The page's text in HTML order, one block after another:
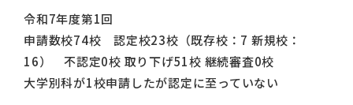
令和7年度第1回
申請数校74校 認定校23校（既存校：7 新規校：
16） 不認定0校 取り下げ51校 継続審査0校
大学別科が1校申請したが認定に至っていない